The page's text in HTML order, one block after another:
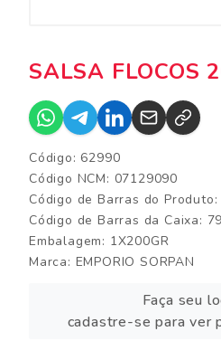
SALSA FLOCOS
Código: 62990
Código NCM: 07129090
Código de Barras do
Código de Barras da Caixa:
Embalagem: 1X200GR
Marca: EMPORIO SORPAN
Faça seu
cadastre-se para ver